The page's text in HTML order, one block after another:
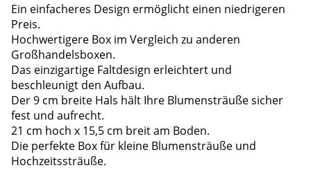
Ein einfacheres Design ermöglicht einen niedrigeren
Preis.
Hochwertigere Box im Vergleich zu anderen
Großhandelsboxen.
Das einzigartige Faltdesign erleichtert und
beschleunigt den Aufbau.
Der 9 cm breite Hals hält Ihre Blumensträuße sicher
fest und aufrecht.
21 cm hoch x 15,5 cm breit am Boden.
Die perfekte Box für kleine Blumensträuße und
Hochzeitssträuße.